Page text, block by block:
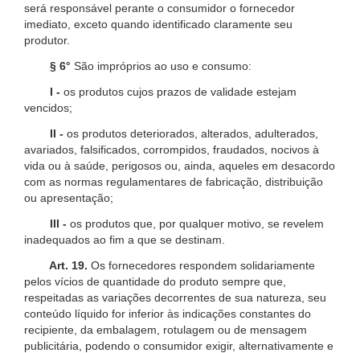
será responsável perante o consumidor o fornecedor
imediato, exceto quando identificado claramente seu
produtor.
§ 6° São impróprios ao uso e consumo:
I - os produtos cujos prazos de validade estejam
vencidos;
II - os produtos deteriorados, alterados, adulterados,
avariados, falsificados, corrompidos, fraudados, nocivos à
vida ou à saúde, perigosos ou, ainda, aqueles em desacordo
com as normas regulamentares de fabricação, distribuição
ou apresentação;
III - os produtos que, por qualquer motivo, se revelem
inadequados ao fim a que se destinam.
Art. 19. Os fornecedores respondem solidariamente
pelos vícios de quantidade do produto sempre que,
respeitadas as variações decorrentes de sua natureza, seu
conteúdo líquido for inferior às indicações constantes do
recipiente, da embalagem, rotulagem ou de mensagem
publicitária, podendo o consumidor exigir, alternativamente e